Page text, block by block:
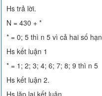
Hs trả lời.
N = 430 + *
* = 0; 5 thì n 5 vì cả hai số
Hs kết luận 1
* = 1; 2; 3; 4; 6; 7; 8; 9 thì n 5
Hs kết luận 2.
Hs lặp lại kết luận.